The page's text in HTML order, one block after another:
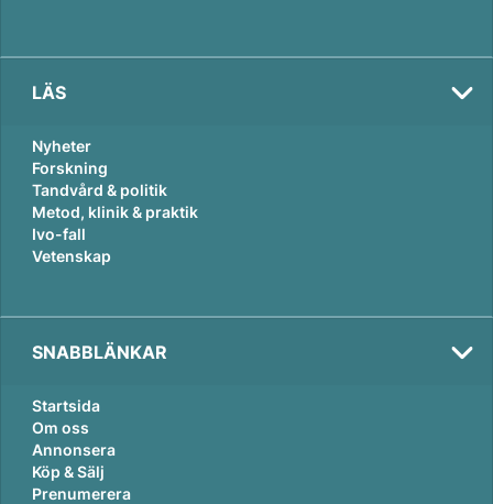
LÄS
Nyheter
Forskning
Tandvård & politik
Metod, klinik & praktik
Ivo-fall
Vetenskap
SNABBLÄNKAR
Startsida
Om oss
Annonsera
Köp & Sälj
Prenumerera